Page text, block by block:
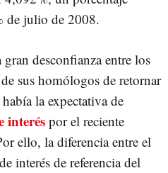
de julio de 2008.
desconfianza entre los
sus homólogos de retornar
la expectativa de
interéspor el reciente
ello, la diferencia entre el
interés de referencia del